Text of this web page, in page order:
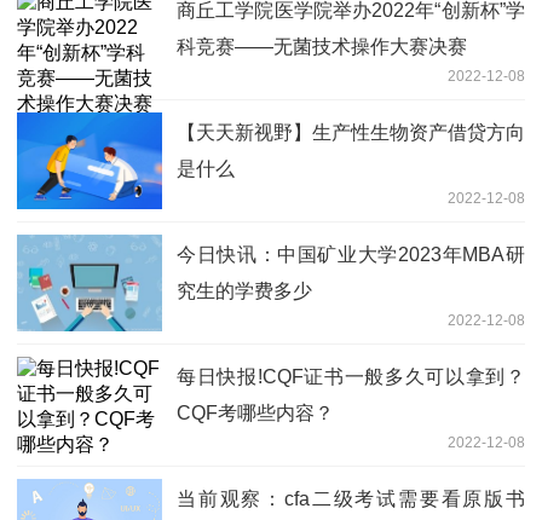
商丘工学院医学院举办2022年“创新杯”学
科竞赛——无菌技术操作大赛决赛
2022-12-08
【天天新视野】生产性生物资产借贷方向
是什么
2022-12-08
今日快讯：中国矿业大学2023年MBA研
究生的学费多少
2022-12-08
每日快报!CQF证书一般多久可以拿到？
CQF考哪些内容？
2022-12-08
当前观察：cfa二级考试需要看原版书